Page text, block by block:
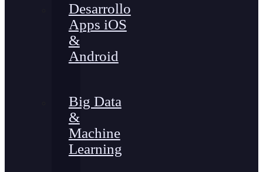
Desarrollo
Apps iOS
&
Android
Big Data
&
Machine
Learning